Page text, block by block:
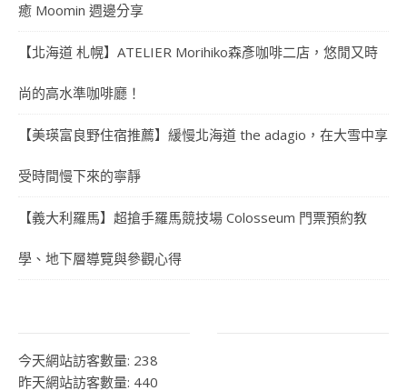
癒 Moomin 週邊分享
【北海道 札幌】ATELIER Morihiko森彥咖啡二店，悠閒又時
尚的高水準咖啡廳！
【美瑛富良野住宿推薦】緩慢北海道 the adagio，在大雪中享
受時間慢下來的寧靜
【義大利羅馬】超搶手羅馬競技場 Colosseum 門票預約教
學、地下層導覽與參觀心得
今天網站訪客數量: 238
昨天網站訪客數量: 440